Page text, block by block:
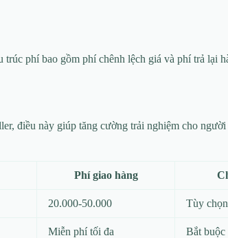
phí bao gồm phí chênh lệch giá và phí trả lại
điều này giúp tăng cường trải nghiệm cho
Phí giao hàng
20.000-50.000 Tùy chọn
Miễn phí tối đa Bắt buộc